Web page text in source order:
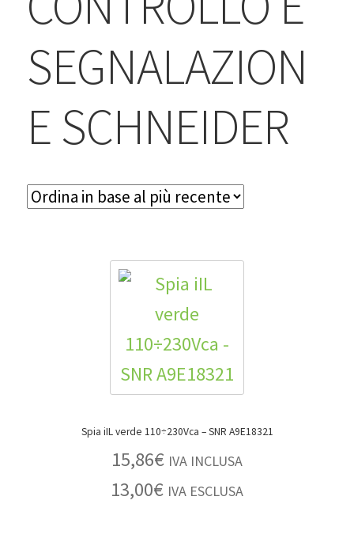
BLOG
Accedi/Registrati
SEGNALAZION
E SCHNEIDER
Spia iIL verde 110÷230Vca – SNR A9E18321
15,86€ IVA INCLUSA
13,00€ IVA ESCLUSA